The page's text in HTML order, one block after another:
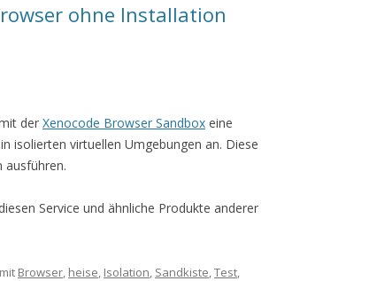
ohne Installation
der Xenocode Browser Sandbox eine
isolierten virtuellen Umgebungen an. Diese
ausführen.
Service und ähnliche Produkte anderer
Browser, heise, Isolation, Sandkiste,Test,